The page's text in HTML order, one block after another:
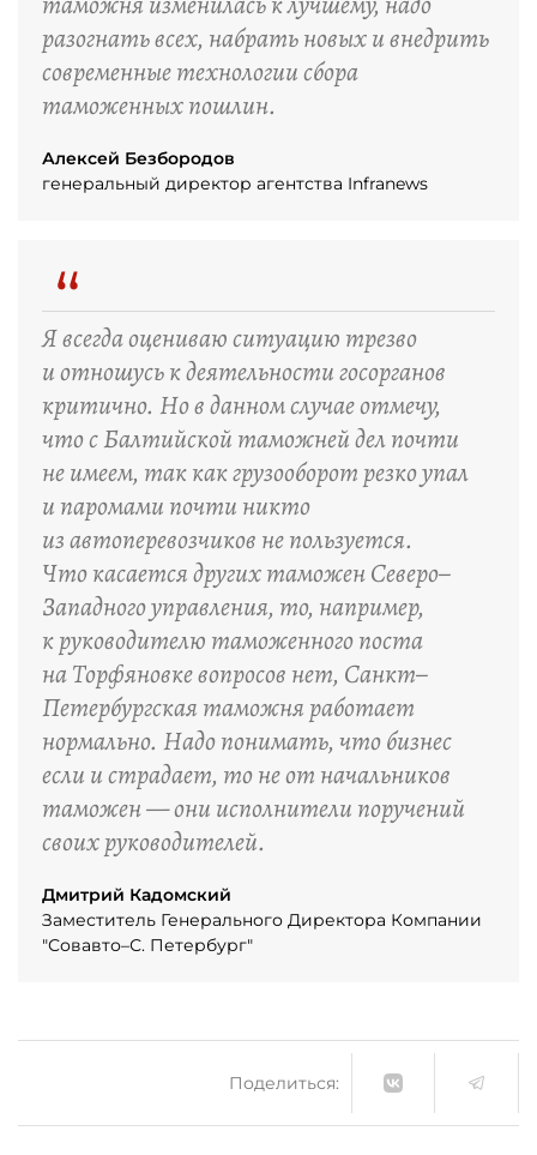
разогнать всех, набрать новых и внедрить
современные технологии сбора
таможенных пошлин.
Алексей Безбородов
генеральный директор агентства Infranews
“
Я всегда оцениваю ситуацию трезво
и отношусь к деятельности госорганов
критично. Но в данном случае отмечу,
что с Балтийской таможней дел почти
не имеем, так как грузооборот резко упал
и паромами почти никто
из автоперевозчиков не пользуется.
Что касается других таможен Северо–
Западного управления, то, например,
к руководителю таможенного поста
на Торфяновке вопросов нет, Санкт–
Петербургская таможня работает
нормально. Надо понимать, что бизнес
если и страдает, то не от начальников
таможен — они исполнители поручений
своих руководителей.
Дмитрий Кадомский
Заместитель Генерального Директора Компании
"Совавто–С. Петербург"
Поделиться: